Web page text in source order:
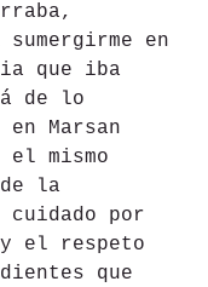
en
que iba
de lo
Marsan
el mismo
la
por
el respeto
que